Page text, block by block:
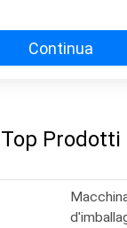
Continua
Top Prodotti